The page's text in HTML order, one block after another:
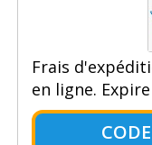
Frais
en ligne.